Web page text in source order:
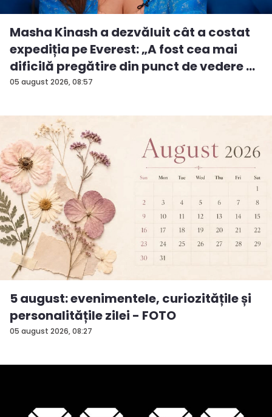
05 august 2026, 08:57
Masha Kinash a dezvăluit cât a costat
expediția pe Everest: „A fost cea mai
dificilă pregătire din punct de vedere ...
05 august 2026, 08:27
5 august: evenimentele, curiozitățile și
personalitățile zilei - FOTO